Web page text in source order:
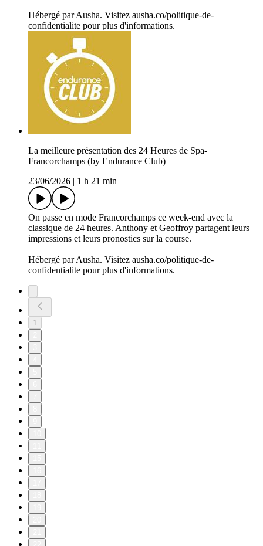
Hébergé par Ausha. Visitez ausha.co/politique-de-
confidentialite pour plus d'informations.
La meilleure présentation des 24 Heures de Spa-
Francorchamps (by Endurance Club)
23/06/2026
1 h 21 min
On passe en mode Francorchamps ce week-end avec la
classique de 24 heures. Anthony et Geoffroy partagent leurs
impressions et leurs pronostics sur la course.
Hébergé par Ausha. Visitez ausha.co/politique-de-
confidentialite pour plus d'informations.
1